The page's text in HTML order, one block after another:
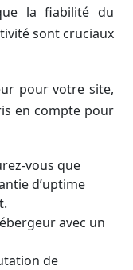
la fiabilité du
sont cruciaux
pour votre site,
en compte pour
vous que
d’uptime
avec un
de